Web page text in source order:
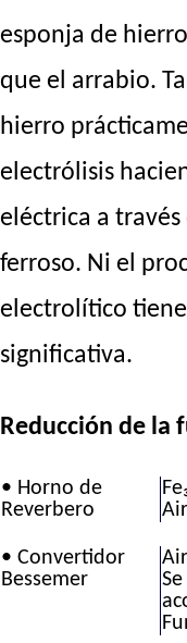
esponja de
que el arrabio.
hierro
electrólisis
eléctrica a
ferroso. Ni el
electrolítico
significativa.
Reducción de la
• Horno de
Reverbero
• Convertidor
Bessemer